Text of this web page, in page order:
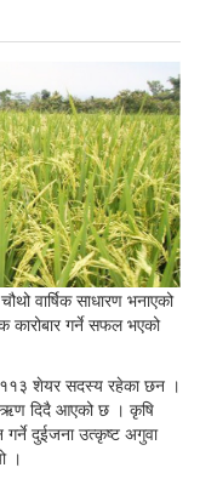
वार्षिक साधारण भनाएको
गर्ने सफल भएको
११३ शेयर सदस्य रहेका छन ।
ऋण दिदै आएको छ । कृषि
दुईजना उत्कृष्ट अगुवा
।